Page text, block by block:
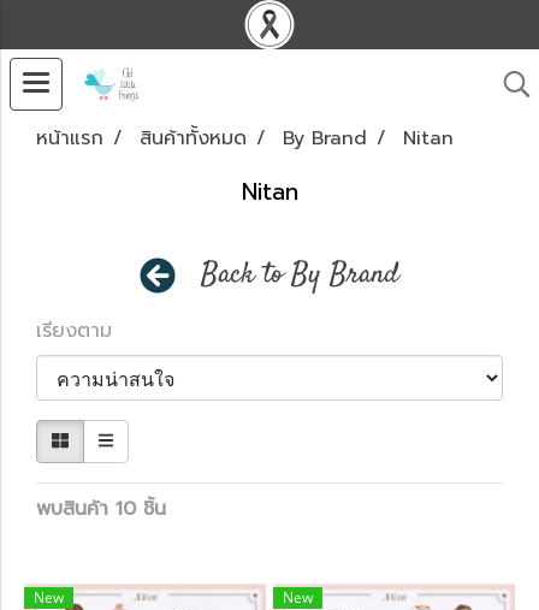
หน้าแรก สินค้าทั้งหมด By Brand Nitan
Nitan
Back to By Brand
เรียงตาม
พบสินค้า 10 ชิ้น
New New